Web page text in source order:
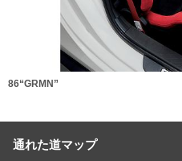
86“GRMN”
通れた道マップ